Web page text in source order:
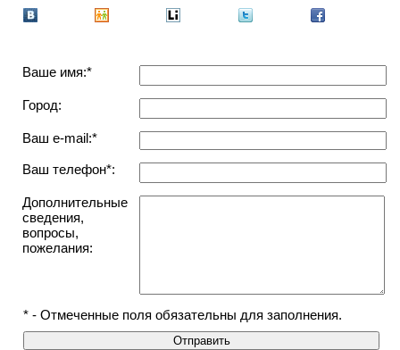
Ваше имя:*
Город:
Ваш e-mail:*
Ваш телефон*:
Дополнительные
сведения,
вопросы,
пожелания:
* - Отмеченные поля обязательны для заполнения.